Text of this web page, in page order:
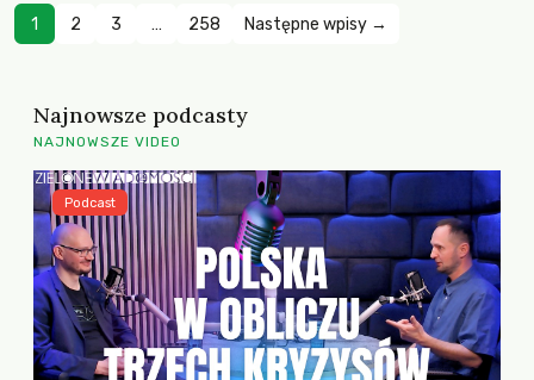
1 2 3 … 258 Następne wpisy →
Najnowsze podcasty
NAJNOWSZE VIDEO
Podcast